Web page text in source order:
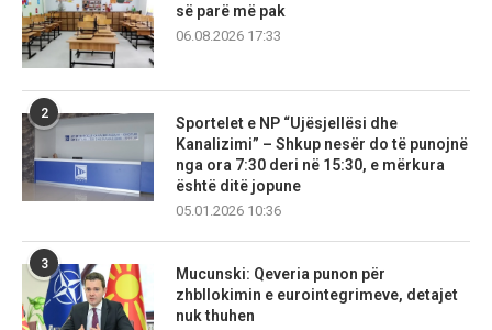
së parë më pak
06.08.2026 17:33
2
Sportelet e NP “Ujësjellësi dhe
Kanalizimi” – Shkup nesër do të punojnë
nga ora 7:30 deri në 15:30, e mërkura
është ditë jopune
05.01.2026 10:36
3
Mucunski: Qeveria punon për
zhbllokimin e eurointegrimeve, detajet
nuk thuhen